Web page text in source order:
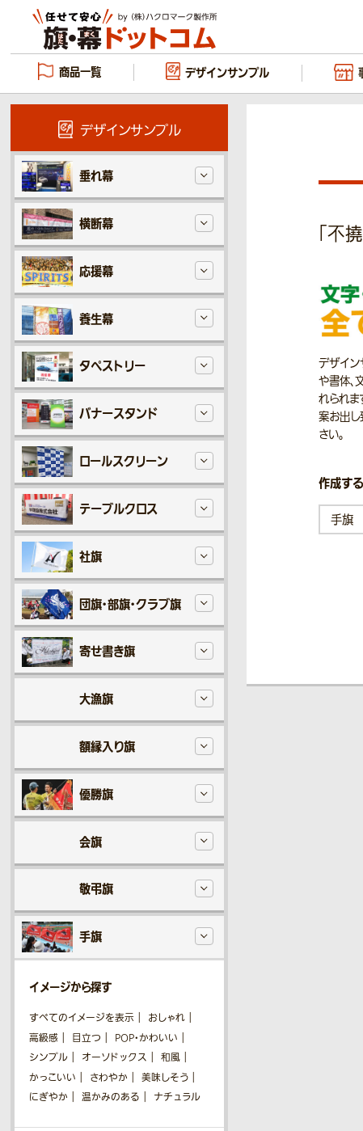
商品一覧 デザインサンプル
「不
デザイン
や書体、
れられま
案お出し
さい。
作成す
デザインサンプル
垂れ幕
横断幕
応援幕
養生幕
タペストリー
バナースタンド
ロールスクリーン
テーブルクロス
社旗
団旗・部旗・クラブ旗
寄せ書き旗
大漁旗
額縁入り旗
優勝旗
会旗
敬弔旗
手旗
イメージから探す
すべてのイメージを表示
おしゃれ
高級感
目立つ
POP・かわいい
シンプル
オーソドックス
和風
かっこいい
さわやか
美味しそう
にぎやか
温かみのある ナチュラル